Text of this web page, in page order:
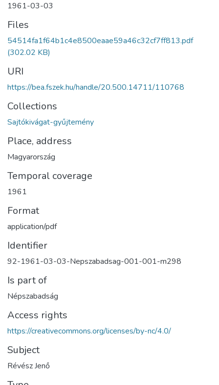
1961-03-03
Files
54514fa1f64b1c4e8500eaae59a46c32cf7ff813.pdf
(302.02 KB)
URI
https://bea.fszek.hu/handle/20.500.14711/110768
Collections
Sajtókivágat-gyűjtemény
Place, address
Magyarország
Temporal coverage
1961
Format
application/pdf
Identifier
92-1961-03-03-Nepszabadsag-001-001-m298
Is part of
Népszabadság
Access rights
https://creativecommons.org/licenses/by-nc/4.0/
Subject
Révész Jenő